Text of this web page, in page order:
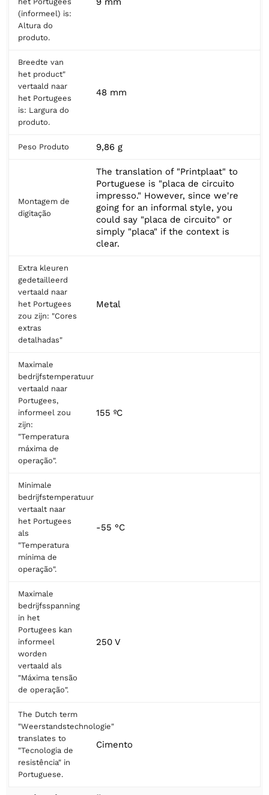
(informeel) is:
Altura do
produto.
Breedte van
het product"
vertaald naar
het Portugees
is: Largura do
produto.
48 mm
Peso Produto 9,86 g
Montagem de
digitação
The translation of "Printplaat" to
Portuguese is "placa de circuito
impresso." However, since we're
going for an informal style, you
could say "placa de circuito" or
simply "placa" if the context is
clear.
Extra kleuren
gedetailleerd
vertaald naar
het Portugees
zou zijn: "Cores
extras
detalhadas"
Metal
Maximale
bedrijfstemperatuur
vertaald naar
Portugees,
informeel zou
zijn:
"Temperatura
máxima de
operação".
155 ºC
Minimale
bedrijfstemperatuur
vertaalt naar
het Portugees
als
"Temperatura
mínima de
operação".
-55 °C
Maximale
bedrijfsspanning
in het
Portugees kan
informeel
worden
vertaald als
"Máxima tensão
de operação".
250 V
The Dutch term
"Weerstandstechnologie"
translates to
"Tecnologia de
resistência" in
Portuguese.
Cimento